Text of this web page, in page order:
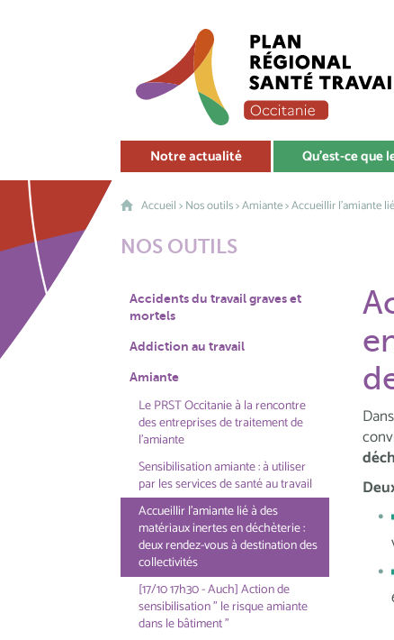
Notre actualité Qu'est-ce que
Accueil>Nos outils>Amiante> Accueillir l'amiante
NOS OUTILS
Accidents du travail graves et
mortels
Addiction au travail
Amiante
Le PRST Occitanie à la rencontre
des entreprises de traitement de
l'amiante
Sensibilisation amiante : à utiliser
par les services de santé au travail
Accueillir l'amiante lié à des
matériaux inertes en déchèterie :
deux rendez-vous à destination des
collectivités
[17/10 17h30 - Auch] Action de
sensibilisation " le risque amiante
dans le bâtiment "